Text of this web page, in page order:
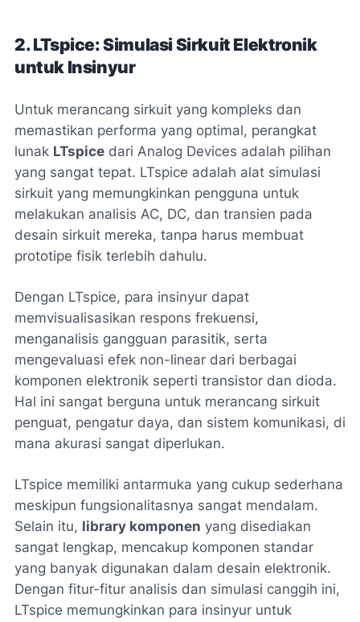
2. LTspice: Simulasi Sirkuit Elektronik
untuk Insinyur
Untuk merancang sirkuit yang kompleks dan
memastikan performa yang optimal, perangkat
lunak LTspice dari Analog Devices adalah pilihan
yang sangat tepat. LTspice adalah alat simulasi
sirkuit yang memungkinkan pengguna untuk
melakukan analisis AC, DC, dan transien pada
desain sirkuit mereka, tanpa harus membuat
prototipe fisik terlebih dahulu.
Dengan LTspice, para insinyur dapat
memvisualisasikan respons frekuensi,
menganalisis gangguan parasitik, serta
mengevaluasi efek non-linear dari berbagai
komponen elektronik seperti transistor dan dioda.
Hal ini sangat berguna untuk merancang sirkuit
penguat, pengatur daya, dan sistem komunikasi, di
mana akurasi sangat diperlukan.
LTspice memiliki antarmuka yang cukup sederhana
meskipun fungsionalitasnya sangat mendalam.
Selain itu, library komponen yang disediakan
sangat lengkap, mencakup komponen standar
yang banyak digunakan dalam desain elektronik.
Dengan fitur-fitur analisis dan simulasi canggih ini,
LTspice memungkinkan para insinyur untuk